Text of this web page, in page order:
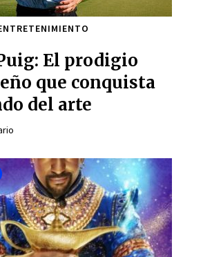
El prodigio
que conquista
del arte